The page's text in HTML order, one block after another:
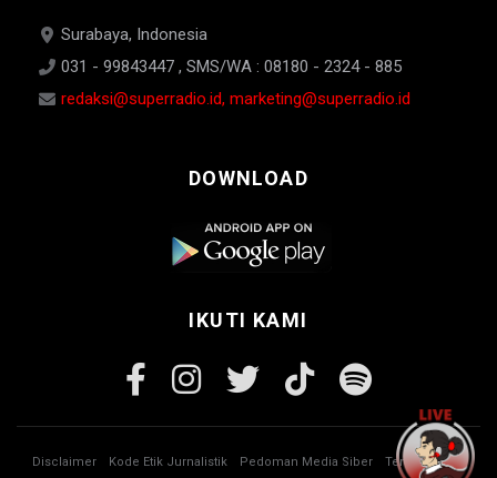
Surabaya, Indonesia
031 - 99843447 , SMS/WA : 08180 - 2324 - 885
redaksi@superradio.id, marketing@superradio.id
DOWNLOAD
IKUTI KAMI
Disclaimer Kode Etik Jurnalistik Pedoman Media Siber Tentang Kami